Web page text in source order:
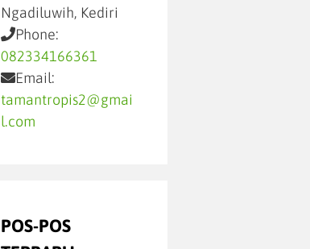
Ngadiluwih, Kediri
Phone:
082334166361
Email:
tamantropis2@gmai
l.com
POS-POS